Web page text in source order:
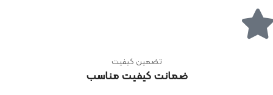
تضمین کیفیت
ضمانت کیفیت مناسب